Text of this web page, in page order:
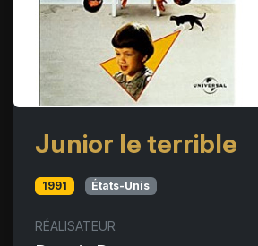
Junior le terrible
1991 États-Unis
RÉALISATEUR